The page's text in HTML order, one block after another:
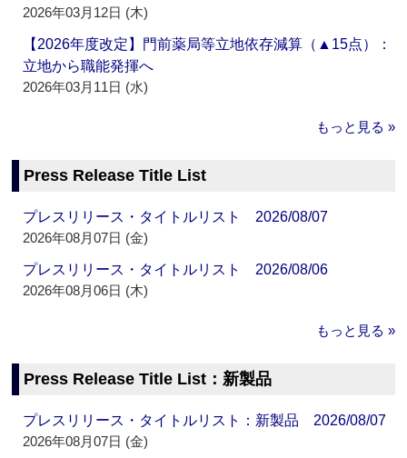
2026年03月12日 (木)
【2026年度改定】門前薬局等立地依存減算（▲15点）：
立地から職能発揮へ
2026年03月11日 (水)
もっと見る »
Press Release Title List
プレスリリース・タイトルリスト 2026/08/07
2026年08月07日 (金)
プレスリリース・タイトルリスト 2026/08/06
2026年08月06日 (木)
もっと見る »
Press Release Title List：新製品
プレスリリース・タイトルリスト：新製品 2026/08/07
2026年08月07日 (金)